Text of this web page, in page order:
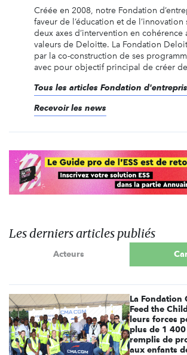
Créée en 2008, notre Fondation
faveur de l’éducation et de l’innovation
deux axes d’intervention en cohérence
valeurs de Deloitte. La Fondation
par la co-construction de ses
avec pour objectif principal de créer
Tous les articles Fondation
Recevoir les news
Les derniers articles publiés
Acteurs
La Fondation
Feed the
leurs forces
plus de 1 400
remplis de
aux enfants